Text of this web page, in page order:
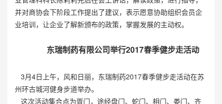
并对商协会下阶段工作提出了建议，表示愿意协助组织会员企
业培训，让企业了解新颁布的政策，掌握发展的主动权。
东瑞制药有限公司举行2017春季健步走活动
3月4日上午，风和日丽，东瑞制药2017春季健步走活动在苏
州环古城河健身步道举办。
这次活动集合点为胥门，途经盘门、蛇门、相门、娄门、齐